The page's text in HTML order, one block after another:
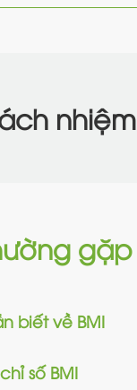
nhiệm
gặp
biết về BMI
số BMI